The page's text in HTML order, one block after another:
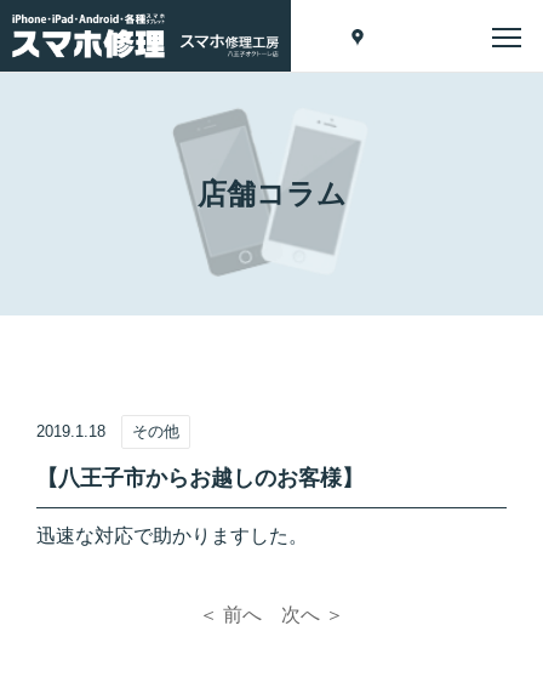
店舗コラム
2019.1.18 その他
【八王子市からお越しのお客様】
迅速な対応で助かりますした。
＜ 前へ 次へ ＞